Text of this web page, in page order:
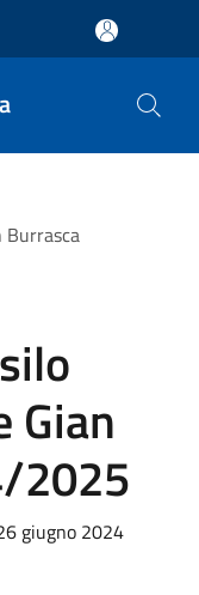
Burrasca
Gian
2025
giugno 2024